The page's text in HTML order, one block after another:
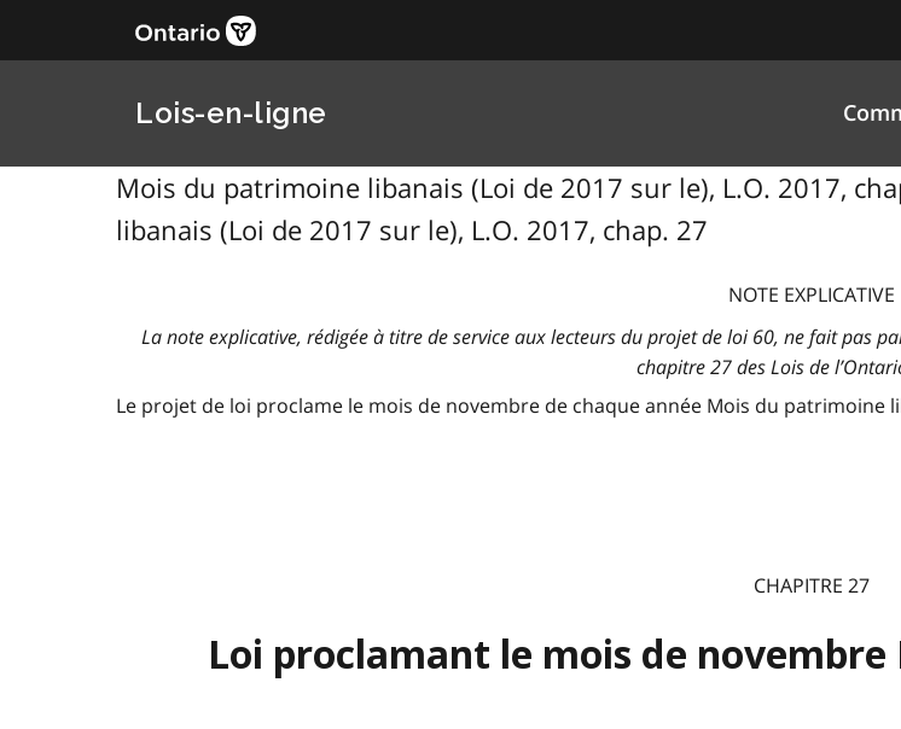
Lois-en-ligne
Mois du patrimoine libanais (Loi de 2017 sur le), L.O. 2017,
libanais (Loi de 2017 sur le), L.O. 2017, chap. 27
NOTE EXPLICATIVE
La note explicative, rédigée à titre de service aux lecteurs du projet de loi 60, ne fait pas
chapitre 27 des Lois de
Le projet de loi proclame le mois de novembre de chaque année Mois du patrimoine
CHAPITRE 27
Loi proclamant le mois de